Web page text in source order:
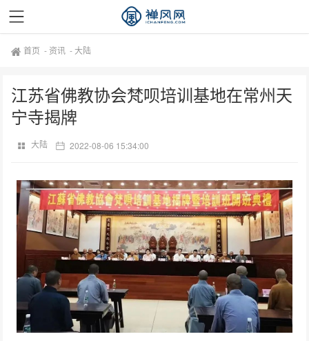
首页 - 资讯 -大陆
江苏省佛教协会梵呗培训基地在常州天
宁寺揭牌
大陆 2022-08-06 15:34:00